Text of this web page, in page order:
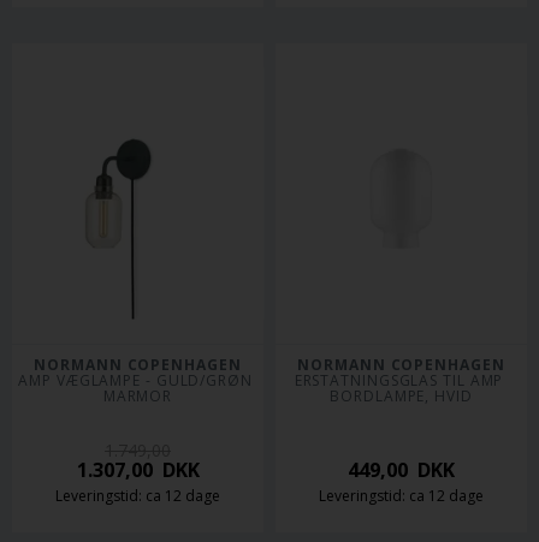
NORMANN COPENHAGEN
AMP VÆGLAMPE - GULD/GRØN
MARMOR
1.307,00DKK
Leveringstid: ca 12 dage
NORMANN COPENHAGEN
ERSTATNINGSGLAS TIL AMP
BORDLAMPE, HVID
449,00 DKK
Leveringstid: ca 12 dage